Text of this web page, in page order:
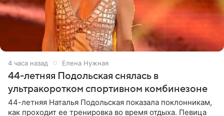
4 часа назад Елена Нужная
44-летняя Подольская снялась в
ультракоротком спортивном комбинезоне
44-летняя Наталья Подольская показала поклонникам,
как проходит ее тренировка во время отдыха. Певица